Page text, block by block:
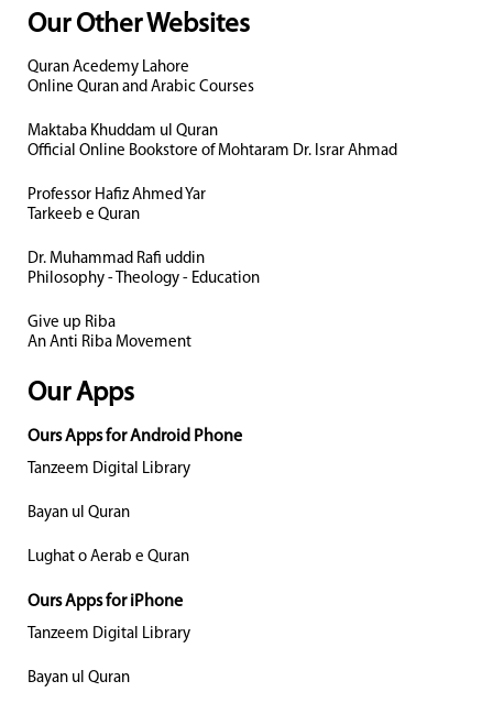
Our Other Websites
Quran Acedemy Lahore
Online Quran and Arabic Courses
Maktaba Khuddam ul Quran
Official Online Bookstore of Mohtaram Dr. Israr Ahmad
Professor Hafiz Ahmed Yar
Tarkeeb e Quran
Dr. Muhammad Rafi uddin
Philosophy - Theology - Education
Give up Riba
An Anti Riba Movement
Our Apps
Ours Apps for Android Phone
Tanzeem Digital Library
Bayan ul Quran
Lughat o Aerab e Quran
Ours Apps for iPhone
Tanzeem Digital Library
Bayan ul Quran